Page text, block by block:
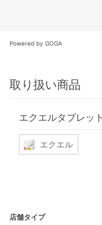
Powered by GOGA
取り扱い商品
エクエルタブレット
エクエル
店舗タイプ